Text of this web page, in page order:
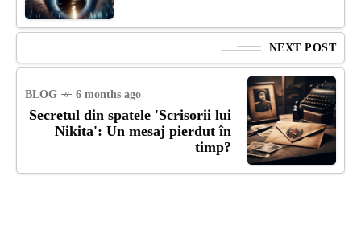
NEXT POST
BLOG 6 months ago
Secretul din spatele 'Scrisorii lui
Nikita': Un mesaj pierdut în
timp?